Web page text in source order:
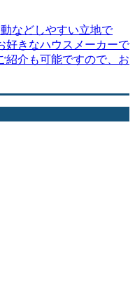
などしやすい立地で
好きなハウスメーカーで
紹介も可能ですので、お